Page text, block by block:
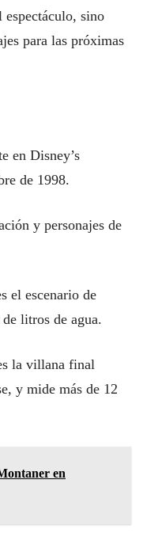
espectáculo, sino
para las próximas
en Disney’s
de 1998.
y personajes de
el escenario de
litros de agua.
la villana final
y mide más de 12
en